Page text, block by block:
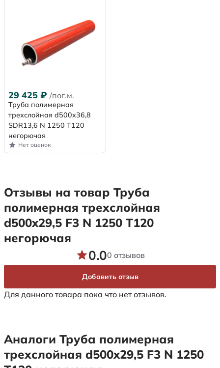
29 425 ₽ /пог.м.
Труба полимерная
трехслойная d500x36,8
SDR13,6 N 1250 Т120
негорючая
Нет оценок
Отзывы на товар Труба
полимерная трехслойная
d500x29,5 F3 N 1250 Т120
негорючая
Для данного товара пока что нет отзывов.
0.00 отзывов
Добавить отзыв
Аналоги Труба полимерная
трехслойная d500x29,5 F3 N 1250